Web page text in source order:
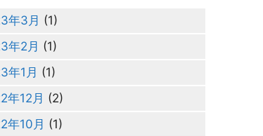
年3月 (1)
年2月 (1)
年1月 (1)
年12月 (2)
年10月 (1)